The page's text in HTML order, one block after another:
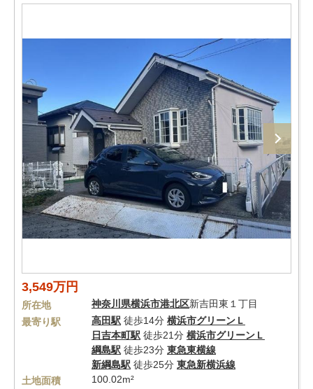
3,549万円
所在地 神奈川県横浜市港北区新吉田東１丁目
最寄り駅
高田駅 徒歩14分 横浜市グリーンＬ
日吉本町駅 徒歩21分 横浜市グリーンＬ
綱島駅 徒歩23分 東急東横線
新綱島駅 徒歩25分 東急新横浜線
土地面積
100.02m²